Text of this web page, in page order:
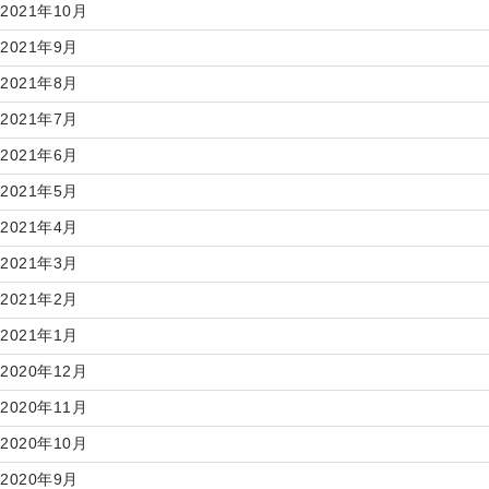
2021年10月
2021年9月
2021年8月
2021年7月
2021年6月
2021年5月
2021年4月
2021年3月
2021年2月
2021年1月
2020年12月
2020年11月
2020年10月
2020年9月